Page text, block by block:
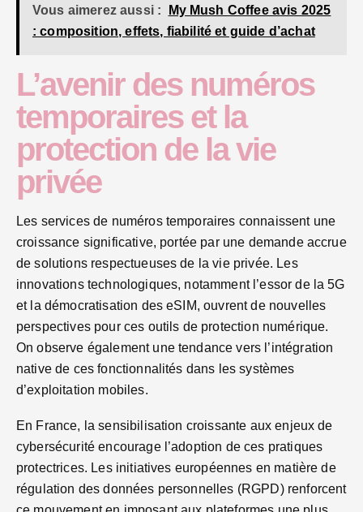
Vous aimerez aussi :
My Mush Coffee avis 2025
: composition, effets, fiabilité et guide d’achat
L’avenir des numéros
temporaires et la
protection de la vie
privée
Les services de numéros temporaires connaissent une
croissance significative, portée par une demande accrue
de solutions respectueuses de la vie privée. Les
innovations technologiques, notamment l’essor de la 5G
et la démocratisation des eSIM, ouvrent de nouvelles
perspectives pour ces outils de protection numérique.
On observe également une tendance vers l’intégration
native de ces fonctionnalités dans les systèmes
d’exploitation mobiles.
En France, la sensibilisation croissante aux enjeux de
cybersécurité encourage l’adoption de ces pratiques
protectrices. Les initiatives européennes en matière de
régulation des données personnelles (RGPD) renforcent